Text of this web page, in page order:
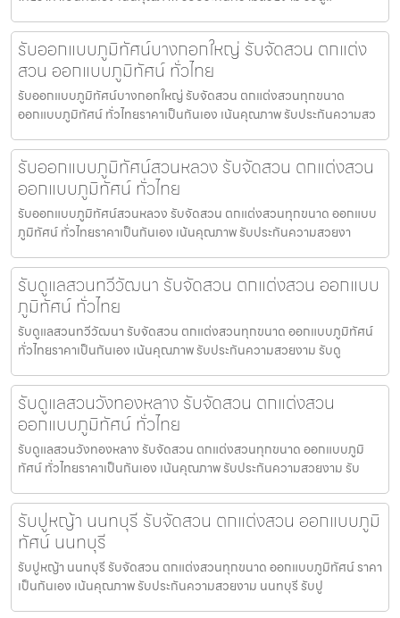
รับออกแบบภูมิทัศน์บางกอกใหญ่ รับจัดสวน ตกแต่ง
สวน ออกแบบภูมิทัศน์ ทั่วไทย
รับออกแบบภูมิทัศน์บางกอกใหญ่ รับจัดสวน ตกแต่งสวนทุกขนาด
ออกแบบภูมิทัศน์ ทั่วไทยราคาเป็นกันเอง เน้นคุณภาพ รับประกันความสว
รับออกแบบภูมิทัศน์สวนหลวง รับจัดสวน ตกแต่งสวน
ออกแบบภูมิทัศน์ ทั่วไทย
รับออกแบบภูมิทัศน์สวนหลวง รับจัดสวน ตกแต่งสวนทุกขนาด ออกแบบ
ภูมิทัศน์ ทั่วไทยราคาเป็นกันเอง เน้นคุณภาพ รับประกันความสวยงา
รับดูแลสวนทวีวัฒนา รับจัดสวน ตกแต่งสวน ออกแบบ
ภูมิทัศน์ ทั่วไทย
รับดูแลสวนทวีวัฒนา รับจัดสวน ตกแต่งสวนทุกขนาด ออกแบบภูมิทัศน์
ทั่วไทยราคาเป็นกันเอง เน้นคุณภาพ รับประกันความสวยงาม รับดู
รับดูแลสวนวังทองหลาง รับจัดสวน ตกแต่งสวน
ออกแบบภูมิทัศน์ ทั่วไทย
รับดูแลสวนวังทองหลาง รับจัดสวน ตกแต่งสวนทุกขนาด ออกแบบภูมิ
ทัศน์ ทั่วไทยราคาเป็นกันเอง เน้นคุณภาพ รับประกันความสวยงาม รับ
รับปูหญ้า นนทบุรี รับจัดสวน ตกแต่งสวน ออกแบบภูมิ
ทัศน์ นนทบุรี
รับปูหญ้า นนทบุรี รับจัดสวน ตกแต่งสวนทุกขนาด ออกแบบภูมิทัศน์ ราคา
เป็นกันเอง เน้นคุณภาพ รับประกันความสวยงาม นนทบุรี รับปู